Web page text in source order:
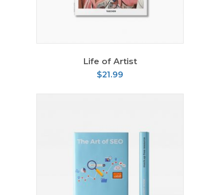
Life of Artist
$21.99